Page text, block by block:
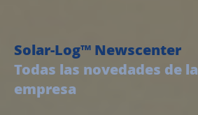
Solar-Log™ Newscenter
Todas las novedades de la
empresa